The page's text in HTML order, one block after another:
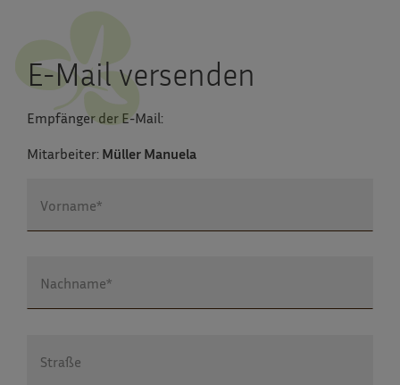
E-Mail versenden
Empfänger der E-Mail:
Mitarbeiter: Müller Manuela
Vorname*
Nachname*
Straße